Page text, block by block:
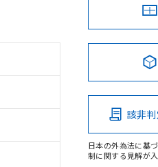
該非
日本の外為法に基
制に関する見解が入